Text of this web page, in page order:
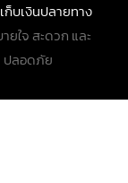
ก็บเงินปลายทาง
ยใจ สะดวก และ
ปลอดภัย